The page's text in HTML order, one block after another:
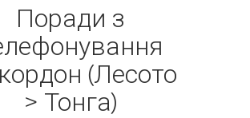
Поради з
(Лесото
> Тонга)